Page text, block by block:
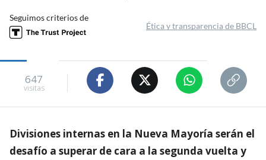
Seguimos criterios de
Ética y transparencia de BBCL
647
visitas
Divisiones internas en la Nueva Mayoría serán el
desafío a superar de cara a la segunda vuelta y